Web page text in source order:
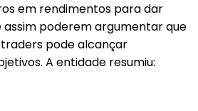
em rendimentos para dar
assim poderem argumentar que
pode alcançar
A entidade resumiu: